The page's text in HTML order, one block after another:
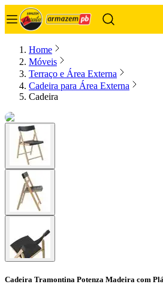
Home
Móveis
Terraço e Área Externa
Cadeira para Área Externa
Cadeira
Cadeira Tramontina Potenza Madeira com